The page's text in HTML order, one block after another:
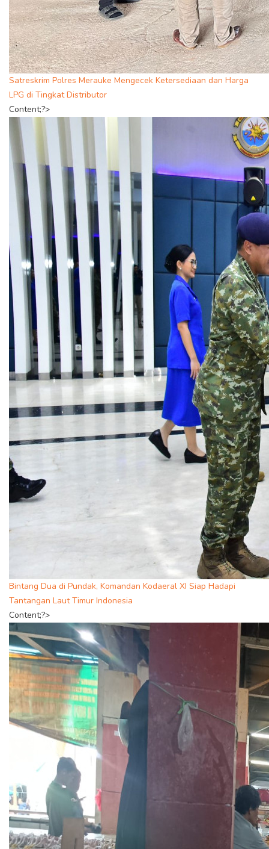
Satreskrim Polres Merauke Mengecek Ketersediaan dan Harga
LPG di Tingkat Distributor
Content;?>
Bintang Dua di Pundak, Komandan Kodaeral XI Siap Hadapi
Tantangan Laut Timur Indonesia
Content;?>